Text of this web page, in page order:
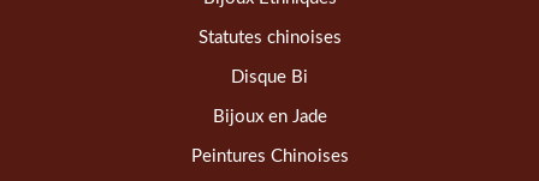
Statutes chinoises
Disque Bi
Bijoux en Jade
Peintures Chinoises